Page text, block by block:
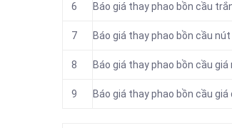
6 Báo giá thay phao bồn cầu
7 Báo giá thay phao bồn cầu
8 Báo giá thay phao bồn cầu
9 Báo giá thay phao bồn cầu